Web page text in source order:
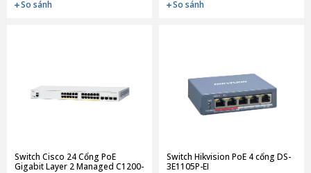
So sánh So sánh
Switch Cisco 24 Cổng PoE
Gigabit Layer 2 Managed C1200-
Switch Hikvision PoE 4 cổng DS-
3E1105P-EI